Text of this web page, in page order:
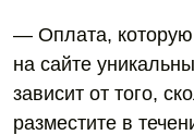
— Оплата,
на сайте
зависит от того,
разместите в